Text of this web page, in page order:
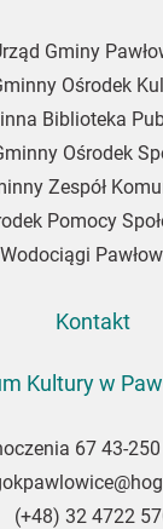
Gminy
Ośrodek
Biblioteka
Ośrodek
Zespół
Pomocy
Wodociągi
Kontakt
Kultury w
67 43-250
(+48) 32 4722